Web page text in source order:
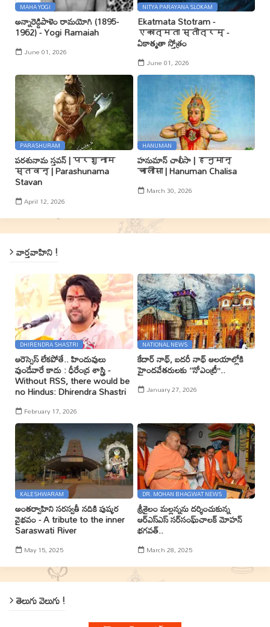
MAHA YOGI
అన్నారెడ్డిపాళెం రామయోగి (1895-
1962) - Yogi Ramaiah
June 01, 2026
NITYA PARAYANA SLOKAM
Ekatmata Stotram -
एकात्मता स्तोत्रम् -
ఏకాత్మతా స్తోత్రం
June 01, 2026
PARASHURAM
పరశునామ స్తవన్ | परशुनाम
स्तवन् | Parashunama
Stavan
April 12, 2026
HANUMAN
హనుమాన్ చాలీసా | हनुमान्
चालीसा | Hanuman Chalisa
March 30, 2026
వార్తవాహిని !
DHIRENDRA SHASTRI
ఆరెస్సెస్ లేకపోతే.. హిందువులు
వుండేవారే కాదు : ధీరేంద్ర శాస్త్రి -
Without RSS, there would be
no Hindus: Dhirendra Shastri
February 17, 2026
NATIONAL NEWS
కేదార్ నాథ్, బదరీ నాథ్ ఆలయాల్లోకి
హైందవేతరులకు ‘‘నోఎంట్రీ’’..
January 27, 2026
KALESHWARAM
అంతర్వాహిని సరస్వతీ నదికి పుష్కర
వైభవం - A tribute to the inner
Saraswati River
May 15, 2025
DR. MOHAN BHAGWAT NEWS
శ్రీశైలం మల్లన్నను దర్శించుకున్న
ఆర్ఎస్ఎస్ సర్‌సంఘ్‌చాలక్ మోహన్
భగవత్..
March 28, 2025
తెలుగు వెలుగు !